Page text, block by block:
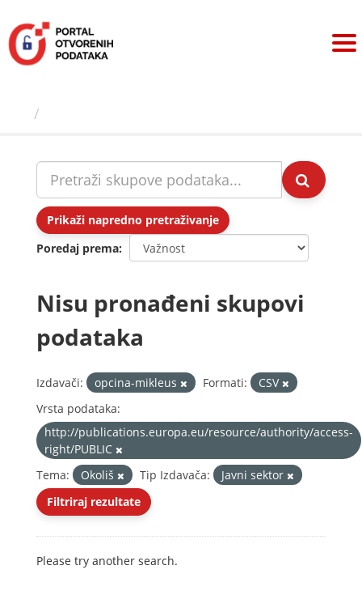
sadržaj
Prikaži napredno pretraživanje
Poredaj prema
Nisu pronađeni skupovi
podataka
Izdavači: opcina-mikleus Formati:
CSV
Vrsta podataka:
http://publications.europa.eu/resource/authority/access-
right/PUBLIC
Tema:
Okoliš Tip Izdavača:
Javni sektor
Filtriraj rezultate
Please try another search.